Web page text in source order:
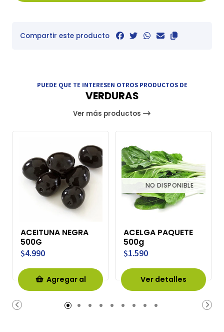
Compartir este producto
PUEDE QUE TE INTERESEN OTROS PRODUCTOS DE
VERDURAS
Ver más productos
ACEITUNA NEGRA
500G
$4.990
Agregar al
Carro
NO DISPONIBLE
ACELGA PAQUETE
500g
$1.590
Ver detalles